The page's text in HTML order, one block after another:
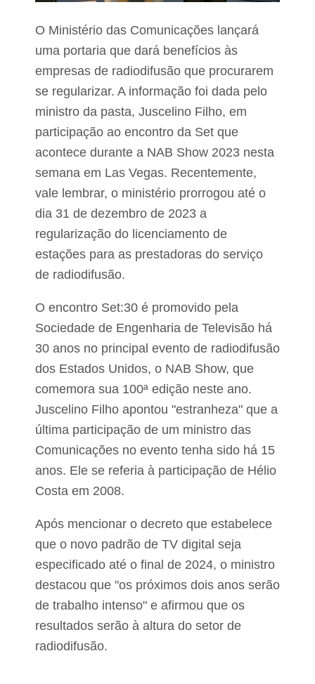
O Ministério das Comunicações lançará
uma portaria que dará benefícios às
empresas de radiodifusão que procurarem
se regularizar. A informação foi dada pelo
ministro da pasta, Juscelino Filho, em
participação ao encontro da Set que
acontece durante a NAB Show 2023 nesta
semana em Las Vegas. Recentemente,
vale lembrar, o ministério prorrogou até o
dia 31 de dezembro de 2023 a
regularização do licenciamento de
estações para as prestadoras do serviço
de radiodifusão.
O encontro Set:30 é promovido pela
Sociedade de Engenharia de Televisão há
30 anos no principal evento de radiodifusão
dos Estados Unidos, o NAB Show, que
comemora sua 100ª edição neste ano.
Juscelino Filho apontou "estranheza" que a
última participação de um ministro das
Comunicações no evento tenha sido há 15
anos. Ele se referia à participação de Hélio
Costa em 2008.
Após mencionar o decreto que estabelece
que o novo padrão de TV digital seja
especificado até o final de 2024, o ministro
destacou que "os próximos dois anos serão
de trabalho intenso" e afirmou que os
resultados serão à altura do setor de
radiodifusão.